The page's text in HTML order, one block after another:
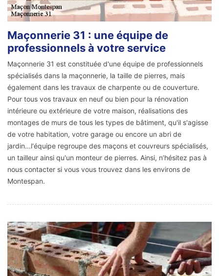
Maçonnerie 31 : une équipe de
professionnels à votre service
Maçonnerie 31 est constituée d'une équipe de professionnels
spécialisés dans la maçonnerie, la taille de pierres, mais
également dans les travaux de charpente ou de couverture.
Pour tous vos travaux en neuf ou bien pour la rénovation
intérieure ou extérieure de votre maison, réalisations des
montages de murs de tous les types de bâtiment, qu'il s'agisse
de votre habitation, votre garage ou encore un abri de
jardin...l'équipe regroupe des maçons et couvreurs spécialisés,
un tailleur ainsi qu'un monteur de pierres. Ainsi, n’hésitez pas à
nous contacter si vous vous trouvez dans les environs de
Montespan.